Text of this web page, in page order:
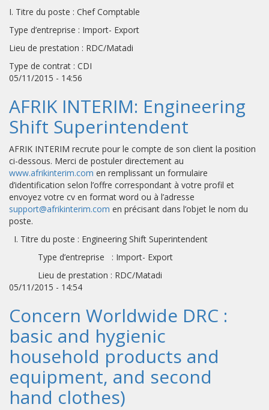
I. Titre du poste : Chef Comptable
Type d’entreprise : Import- Export
Lieu de prestation : RDC/Matadi
Type de contrat : CDI
05/11/2015 - 14:56
AFRIK INTERIM: Engineering
Shift Superintendent
AFRIK INTERIM recrute pour le compte de son client la position
ci-dessous. Merci de postuler directement au
www.afrikinterim.com en remplissant un formulaire
d’identification selon l’offre correspondant à votre profil et
envoyez votre cv en format word ou à l’adresse
support@afrikinterim.com en précisant dans l’objet le nom du
poste.
I. Titre du poste : Engineering Shift Superintendent
Type d’entreprise : Import- Export
Lieu de prestation : RDC/Matadi
05/11/2015 - 14:54
Concern Worldwide DRC :
basic and hygienic
household products and
equipment, and second
hand clothes)